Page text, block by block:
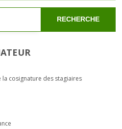
RECHERCHE
cosignature des stagiaires